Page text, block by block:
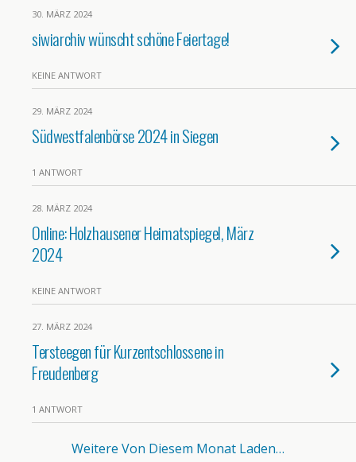
30. MÄRZ 2024
siwiarchiv wünscht schöne Feiertage!
KEINE ANTWORT
29. MÄRZ 2024
Südwestfalenbörse 2024 in Siegen
1 ANTWORT
28. MÄRZ 2024
Online: Holzhausener Heimatspiegel, März
2024
KEINE ANTWORT
27. MÄRZ 2024
Tersteegen für Kurzentschlossene in
Freudenberg
1 ANTWORT
Weitere Von Diesem Monat Laden…